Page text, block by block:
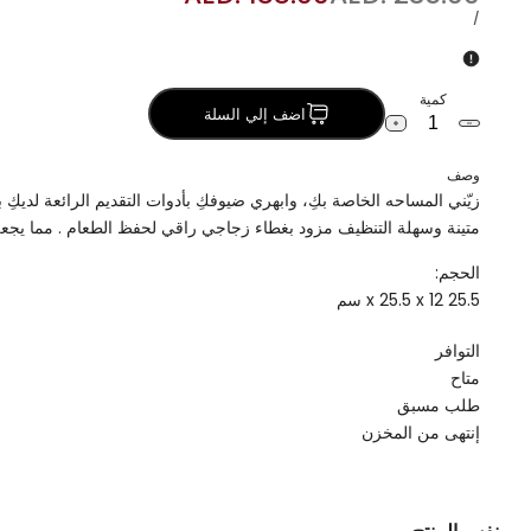
العادي
سعر/
كمية
خفض
رخام
مع
جلد
زيادة
رخام
مع
قاعدة
اضف إلي السلة
وصف
زيّني المساحه الخاصة بكِ، وابهري ضيوفكِ بأدوات التقديم الرائعة
متينة وسهلة التنظيف مزود بغطاء زجاجي راقي لحفظ الطعام . مما
الحجم:
25.5 x 25.5 x 12 سم
التوافر
متاح
طلب مسبق
إنتهى من المخزن